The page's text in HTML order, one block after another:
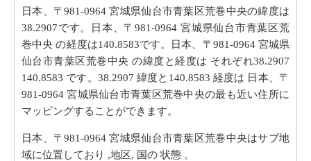
日本、〒981-0964 宮城県仙台市青葉区荒巻中央の緯度は
38.2907です。日本、〒981-0964 宮城県仙台市青葉区荒
巻中央 の経度は140.8583です。日本、〒981-0964 宮城県
仙台市青葉区荒巻中央 の緯度と経度は それぞれ38.2907
140.8583 です。38.2907 緯度と140.8583 経度は 日本、〒
981-0964 宮城県仙台市青葉区荒巻中央の最も近い住所に
マッピングすることができます。
日本、〒981-0964 宮城県仙台市青葉区荒巻中央はサブ地
域に位置しており ,地区, 国の 状態 。